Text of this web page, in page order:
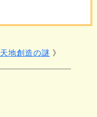
天地創造の謎